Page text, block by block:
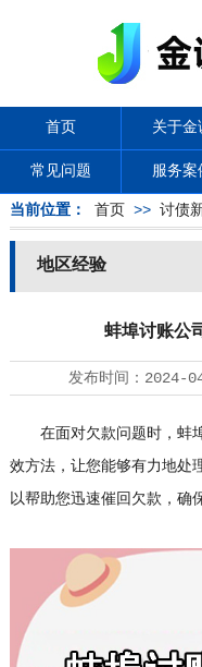
首页 关于金
常见问题 服务案
当前位置： 首页 >> 讨债
地区经验
蚌埠讨账公
发布时间： 2024-
在面对欠款问题时，蚌埠
效方法，让您能够有力地处
以帮助您迅速催回欠款，确